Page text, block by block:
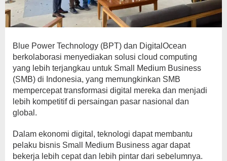
Blue Power Technology (BPT) dan DigitalOcean
berkolaborasi menyediakan solusi cloud computing
yang lebih terjangkau untuk Small Medium Business
(SMB) di Indonesia, yang memungkinkan SMB
mempercepat transformasi digital mereka dan menjadi
lebih kompetitif di persaingan pasar nasional dan
global.
Dalam ekonomi digital, teknologi dapat membantu
pelaku bisnis Small Medium Business agar dapat
bekerja lebih cepat dan lebih pintar dari sebelumnya.